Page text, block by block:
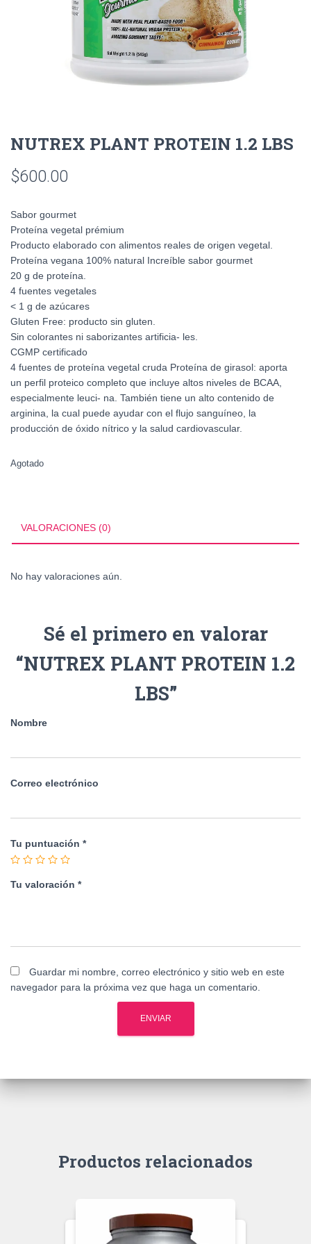
NUTREX PLANT PROTEIN 1.2 LBS
$600.00
Sabor gourmet
Proteína vegetal prémium
Producto elaborado con alimentos reales de origen vegetal.
Proteína vegana 100% natural Increíble sabor gourmet
20 g de proteína.
4 fuentes vegetales
< 1 g de azúcares
Gluten Free: producto sin gluten.
Sin colorantes ni saborizantes artificia- les.
CGMP certificado
4 fuentes de proteína vegetal cruda Proteína de girasol: aporta
un perfil proteico completo que incluye altos niveles de BCAA,
especialmente leuci- na. También tiene un alto contenido de
arginina, la cual puede ayudar con el flujo sanguíneo, la
producción de óxido nítrico y la salud cardiovascular.
Agotado
VALORACIONES (0)
No hay valoraciones aún.
Sé el primero en valorar
“NUTREX PLANT PROTEIN 1.2
LBS”
Nombre
Correo electrónico
Tu puntuación *
Tu valoración *
Guardar mi nombre, correo electrónico y sitio web en este
navegador para la próxima vez que haga un comentario.
Productos relacionados